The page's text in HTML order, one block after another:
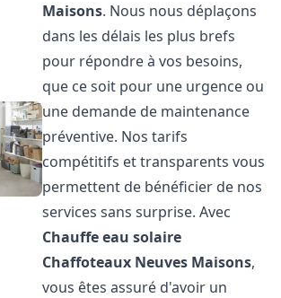
Maisons. Nous nous déplaçons
dans les délais les plus brefs
pour répondre à vos besoins,
que ce soit pour une urgence ou
une demande de maintenance
préventive. Nos tarifs
compétitifs et transparents vous
permettent de bénéficier de nos
services sans surprise. Avec
Chauffe eau solaire
Chaffoteaux Neuves Maisons,
vous êtes assuré d'avoir un